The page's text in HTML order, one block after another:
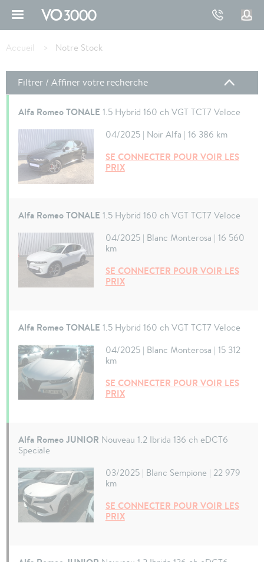
d'Ariane
Accueil Notre Stock
Filtrer / Affiner votre recherche
Alfa Romeo TONALE 1.5 Hybrid 160 ch VGT TCT7 Veloce
04/2025 | Noir Alfa | 16 386 km
SE CONNECTER POUR VOIR LES
PRIX
Alfa Romeo TONALE 1.5 Hybrid 160 ch VGT TCT7 Veloce
04/2025 | Blanc Monterosa | 16 560
km
SE CONNECTER POUR VOIR LES
PRIX
Alfa Romeo TONALE 1.5 Hybrid 160 ch VGT TCT7 Veloce
04/2025 | Blanc Monterosa | 15 312
km
SE CONNECTER POUR VOIR LES
PRIX
Alfa Romeo JUNIOR Nouveau 1.2 Ibrida 136 ch eDCT6
Speciale
03/2025 | Blanc Sempione | 22 979
km
SE CONNECTER POUR VOIR LES
PRIX